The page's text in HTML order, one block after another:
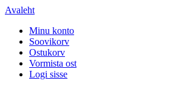
Avaleht
Minu konto
Soovikorv
Ostukorv
Vormista ost
Logi sisse